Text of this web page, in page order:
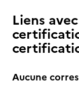
Liens
Aucune